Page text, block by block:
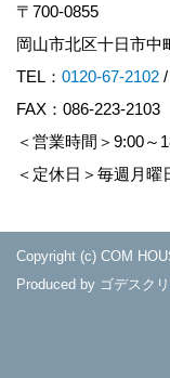
〒700-0855
岡山市北区十日市
TEL： 0120-67-2102 /
FAX：086-223-2103
＜営業時間＞9:00
＜定休日＞毎週月曜
Copyright (c) COM
Produced by ゴデスク